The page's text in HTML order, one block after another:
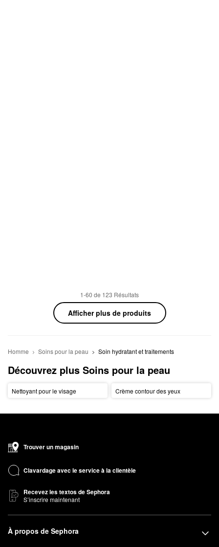
1-60 de 123 Résultats
Afficher plus de produits
Homme Soins pour la peau Soin hydratant et traitements
Découvrez plus Soins pour la peau
Nettoyant pour le visage Crème contour des yeux
Trouver un magasin
Clavardage avec le service à la clientèle
Recevez les textos de Sephora
S’inscrire maintenant
À propos de Sephora